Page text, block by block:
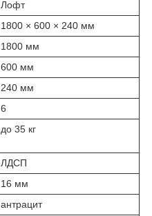
Лофт
1800 × 600 × 240 мм
1800 мм
600 мм
240 мм
6
до 35 кг
ЛДСП
16 мм
антрацит